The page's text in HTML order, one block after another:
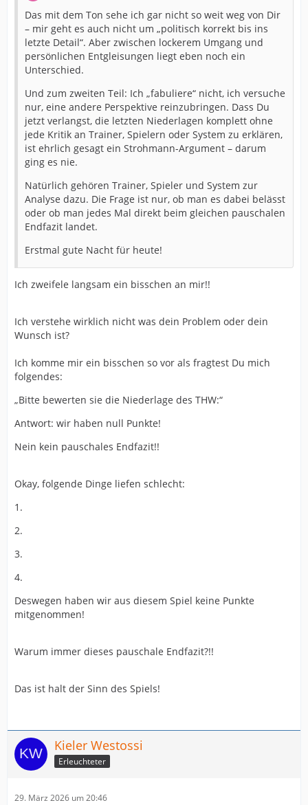
Das mit dem Ton sehe ich gar nicht so weit weg von Dir
– mir geht es auch nicht um „politisch korrekt bis ins
letzte Detail“. Aber zwischen lockerem Umgang und
persönlichen Entgleisungen liegt eben noch ein
Unterschied.
Und zum zweiten Teil: Ich „fabuliere“ nicht, ich versuche
nur, eine andere Perspektive reinzubringen. Dass Du
jetzt verlangst, die letzten Niederlagen komplett ohne
jede Kritik an Trainer, Spielern oder System zu erklären,
ist ehrlich gesagt ein Strohmann-Argument – darum
ging es nie.
Natürlich gehören Trainer, Spieler und System zur
Analyse dazu. Die Frage ist nur, ob man es dabei belässt
oder ob man jedes Mal direkt beim gleichen pauschalen
Endfazit landet.
Erstmal gute Nacht für heute!
Ich zweifele langsam ein bisschen an mir!!
Ich verstehe wirklich nicht was dein Problem oder dein
Wunsch ist?
Ich komme mir ein bisschen so vor als fragtest Du mich
folgendes:
„Bitte bewerten sie die Niederlage des THW:“
Antwort: wir haben null Punkte!
Nein kein pauschales Endfazit!!
Okay, folgende Dinge liefen schlecht:
1.
2.
3.
4.
Deswegen haben wir aus diesem Spiel keine Punkte
mitgenommen!
Warum immer dieses pauschale Endfazit?!!
Das ist halt der Sinn des Spiels!
Kieler Westossi
Erleuchteter
29. März 2026 um 20:46